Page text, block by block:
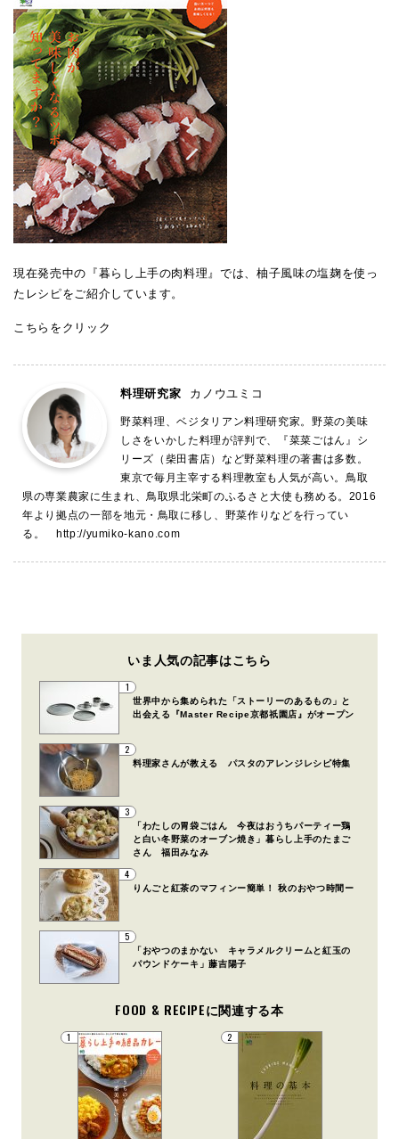
現在発売中の『暮らし上手の肉料理』では、柚子風味の塩麹を使っ
たレシピをご紹介しています。
こちらをクリック
料理研究家 カノウユミコ
野菜料理、ベジタリアン料理研究家。野菜の美味
しさをいかした料理が評判で、『菜菜ごはん』シ
リーズ（柴田書店）など野菜料理の著書は多数。
東京で毎月主宰する料理教室も人気が高い。鳥取
県の専業農家に生まれ、鳥取県北栄町のふるさと大使も務める。2016
年より拠点の一部を地元・鳥取に移し、野菜作りなどを行ってい
る。 http://yumiko-kano.com
いま人気の記事はこちら
1
世界中から集められた「ストーリーのあるもの」と
出会える『Master Recipe京都祇園店』がオープン
2
料理家さんが教える パスタのアレンジレシピ特集
3
「わたしの胃袋ごはん 今夜はおうちパーティー鶏
と白い冬野菜のオーブン焼き」暮らし上手のたまご
さん 福田みなみ
4
りんごと紅茶のマフィンー簡単！ 秋のおやつ時間ー
5
「おやつのまかない キャラメルクリームと紅玉の
パウンドケーキ」藤吉陽子
FOOD & RECIPEに関連する本
1 2